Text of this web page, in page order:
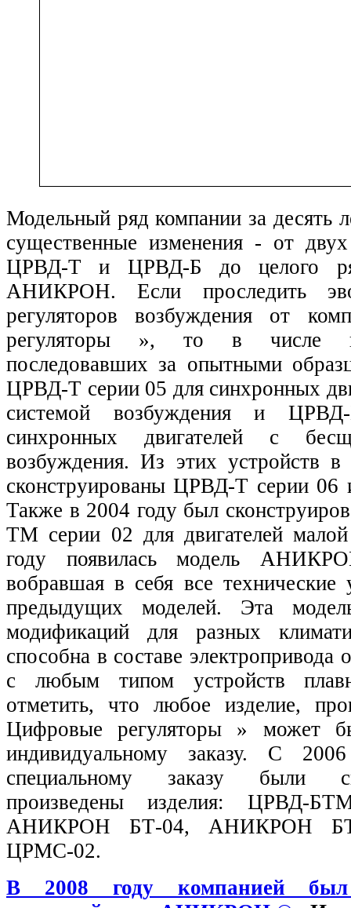
Модельный ряд компании за десять
существенные изменения - от
ЦРВД-Т и ЦРВД-Б до целого
АНИКРОН. Если проследить
регуляторов возбуждения от
регуляторы », то в числе
последовавших за опытными
ЦРВД-Т серии 05 для синхронных
системой возбуждения и
синхронных двигателей с
возбуждения. Из этих устройств
сконструированы ЦРВД-Т серии
Также в 2004 году был
ТМ серии 02 для двигателей
году появилась модель
вобравшая в себя все технические
предыдущих моделей. Эта
модификаций для разных
способна в составе электропривода
с любым типом устройств
отметить, что любое изделие,
Цифровые регуляторы » может
индивидуальному заказу. С
специальному заказу были
произведены изделия: ЦРВД-
АНИКРОН БТ-04, АНИКРОН
ЦРМС-02.
В 2008 году компанией был